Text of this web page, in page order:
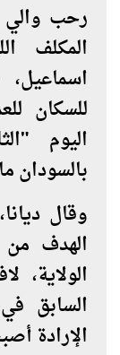
رحب
المكلف
للسكان
اليوم
بالسودان
وقال
الهدف
السابق
الإرادة